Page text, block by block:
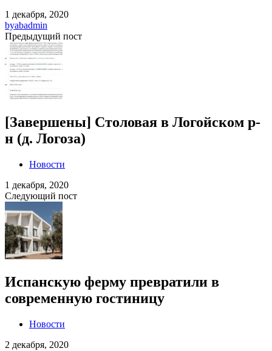
1 декабря, 2020
byabadmin
Предыдущий пост
[Завершены] Столовая в Логойском р-
н (д. Логоза)
Новости
1 декабря, 2020
Следующий пост
Испанскую ферму превратили в
современную гостиницу
Новости
2 декабря, 2020